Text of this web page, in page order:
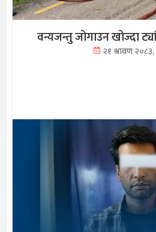
वन्यजन्तु जोगाउन खोज्दा
२१ श्रावण